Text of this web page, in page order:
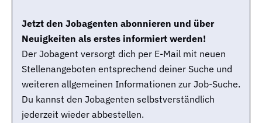
Jetzt den Jobagenten abonnieren und über
Neuigkeiten als erstes informiert werden!
Der Jobagent versorgt dich per E-Mail mit neuen
Stellenangeboten entsprechend deiner Suche und
weiteren allgemeinen Informationen zur Job-Suche.
Du kannst den Jobagenten selbstverständlich
jederzeit wieder abbestellen.